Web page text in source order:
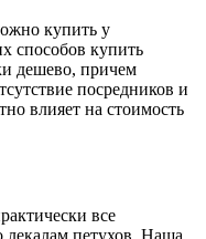
купить у
способов купить
дешево, причем
посредников и
влияет на стоимость
все
петухов. Наша